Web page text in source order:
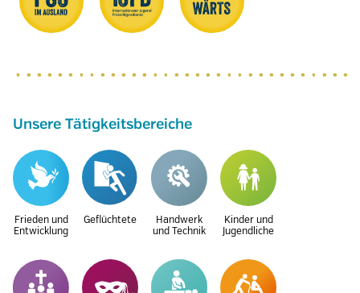
Unsere Tätigkeitsbereiche
Frieden und
Entwicklung
Geflüchtete
Handwerk
und Technik
Kinder und
Jugendliche